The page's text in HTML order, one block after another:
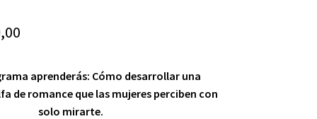
Current
is:
$ 10,00.
aprenderás: Cómo desarrollar una
de romance que las mujeres perciben con
solo mirarte.